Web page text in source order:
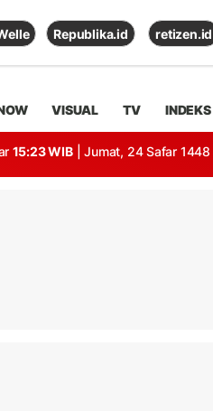
Republika.id retizen.id
VISUAL TV INDEKS
15:23 WIB | Jumat, 24 Safar 1448